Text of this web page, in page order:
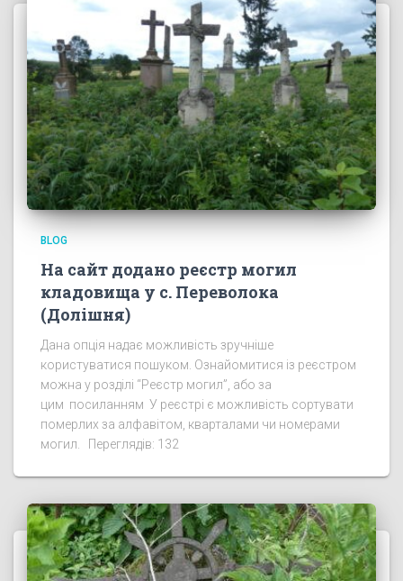
BLOG
На сайт додано реєстр могил
кладовища у с. Переволока
(Долішня)
Дана опція надає можливість зручніше
користуватися пошуком. Ознайомитися із реєстром
можна у розділі “Реєстр могил”, або за
цим посиланням У реєстрі є можливість сортувати
померлих за алфавітом, кварталами чи номерами
могил. Переглядів: 132